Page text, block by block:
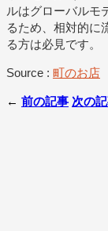
ルはグローバルモ
るため、相対的に
る方は必見です。
Source : 町のお店
← 前の記事 次の